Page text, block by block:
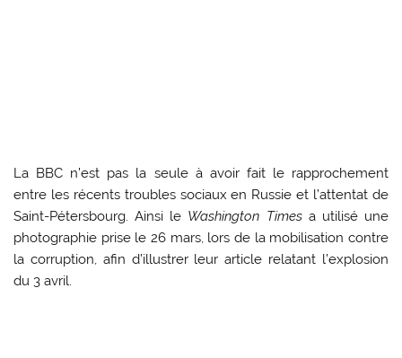
La BBC n’est pas la seule à avoir fait le rapprochement
entre les récents troubles sociaux en Russie et l’attentat de
Saint-Pétersbourg. Ainsi le Washington Timesa utilisé une
photographie prise le 26 mars, lors de la mobilisation contre
la corruption, afin d’illustrer leur article relatant l’explosion
du 3 avril.